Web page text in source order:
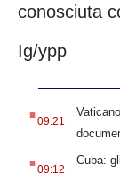
conosciuta
Ig/ypp
.09:21
.09:12
Cuba: